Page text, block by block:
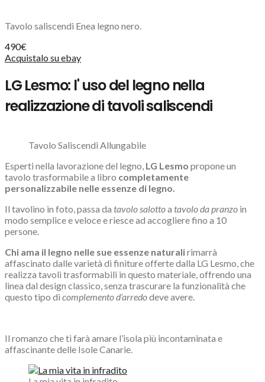
Tavolo saliscendi Enea legno nero.
490€
Acquistalo su ebay
LG Lesmo: l' uso del legno nella
realizzazione di tavoli saliscendi
Tavolo Saliscendi Allungabile
Esperti nella lavorazione del legno, LG Lesmo propone un
tavolo trasformabile a libro completamente
personalizzabile nelle essenze di legno.
Il tavolino in foto, passa da tavolo salottoa tavolo da pranzo in
modo semplice e veloce e riesce ad accogliere fino a 10
persone.
Chi ama il legno nelle sue essenze naturalirimarrà
affascinato dalle varietà di finiture offerte dalla LG Lesmo, che
realizza tavoli trasformabili in questo materiale , offrendo una
linea dal design classico, senza trascurare la funzionalità che
questo tipo di complemento d’arredodeve avere.
Il romanzo che ti farà amare l’isola più incontaminata e
affascinante delle Isole Canarie.